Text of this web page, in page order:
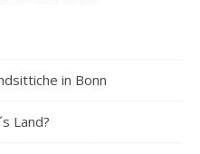
in Bonn
Land?